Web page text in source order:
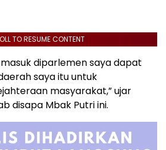
TO RESUME CONTENT
diparlemen saya dapat
saya itu untuk
masyarakat,” ujar
disapa Mbak Putri ini.